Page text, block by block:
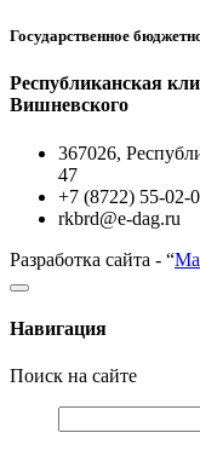
Государственное
Республиканская
Вишневского
367026,
47
+7 (8722) 55-02-
rkbrd@e-dag.ru
Разработка сайта - “
Навигация
Поиск на сайте